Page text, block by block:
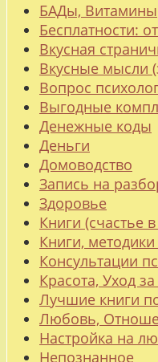
БАДы, Витамины
Бесплатности:
Вкусная
Вкусные мысли
Вопрос
Выгодные
Денежные коды
Деньги
Домоводство
Запись на
Здоровье
Книги (счастье
Книги,
Консультации
Красота, Уход
Лучшие книги
Любовь,
Настройка на
Непознанное